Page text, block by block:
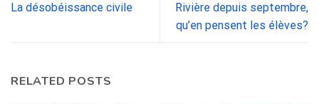
La désobéissance civile
Rivière depuis septembre,
qu’en pensent les élèves?
RELATED POSTS